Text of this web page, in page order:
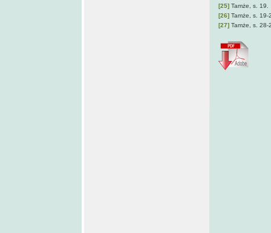
[25] Tamże, s. 19.
[26] Tamże, s. 19-
[27] Tamże, s. 28-